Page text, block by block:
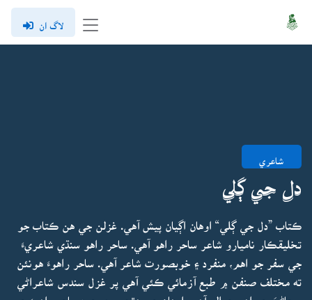
لاگ ان
شاعري
دل جي ڳلي
ڪتاب ”دل جي ڳلي“ اوهان اڳيان پيش آهي. غزلن جي هن ڪتاب جو
تخليقڪار ناميارو شاعر ساحر راهو آهي. ساحر راهو سنڌي شاعريءَ
جي سفر جو اهم، منفرد ۽ خوبصورت شاعر آهي. ساحر راهوءَ هونئن
ته مختلف صنفن ۾ طبع آزمائي ڪئي آهي پر غزل سندس شاعراڻي
سڃاڻپَ جو اهم حوالو آهي. اوهان جي هٿن ۾ موجود ساحر راهوءَ جو